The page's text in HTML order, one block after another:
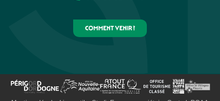
COMMENT VENIR ?